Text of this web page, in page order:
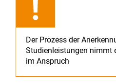
Der Prozess der
Studienleistungen nimmt
im Anspruch